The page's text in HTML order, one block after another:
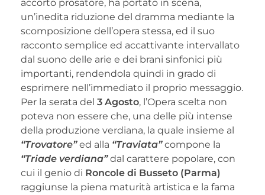
accorto prosatore, ha portato in scena,
un’inedita riduzione del dramma mediante la
scomposizione dell’opera stessa, ed il suo
racconto semplice ed accattivante intervallato
dal suono delle arie e dei brani sinfonici più
importanti, rendendola quindi in grado di
esprimere nell’immediato il proprio messaggio.
Per la serata del 3 Agosto, l’Opera scelta non
poteva non essere che, una delle più intense
della produzione verdiana, la quale insieme al
“Trovatore”ed alla “Traviata”compone la
“Triade verdiana”dal carattere popolare, con
cui il genio di Roncole di Busseto (Parma)
raggiunse la piena maturità artistica e la fama